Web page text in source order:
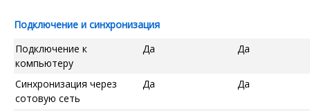
Подключение и синхронизация
Подключение к
компьютеру
Да Да
Синхронизация через
сотовую сеть
Да Да